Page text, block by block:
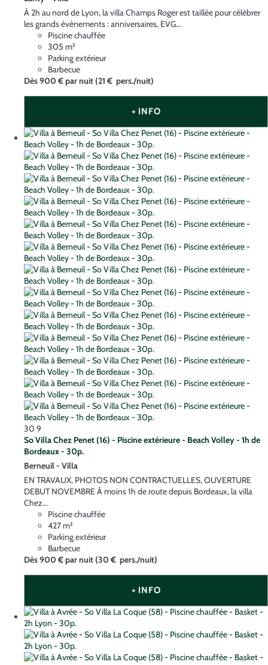
À 2h au nord de Lyon, la villa Champs Roger est taillée pour célébrer
les grands évènements : anniversaires, EVG...
Piscine chauffée
305 m²
Parking extérieur
Barbecue
Dès900 €par nuit(21 € pers./nuit)
+ INFO
30 9
So Villa Chez Penet (16) - Piscine extérieure - Beach Volley - 1h de
Bordeaux - 30p.
Berneuil - Villa
EN TRAVAUX, PHOTOS NON CONTRACTUELLES, OUVERTURE
DEBUT NOVEMBRE À moins 1h de route depuis Bordeaux, la villa
Chez...
Piscine chauffée
427 m²
Parking extérieur
Barbecue
Dès900 €par nuit(30 € pers./nuit)
+ INFO